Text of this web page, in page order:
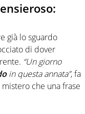
già lo sguardo
di dover
“Un giorno
in questa annata”, fa
che una frase